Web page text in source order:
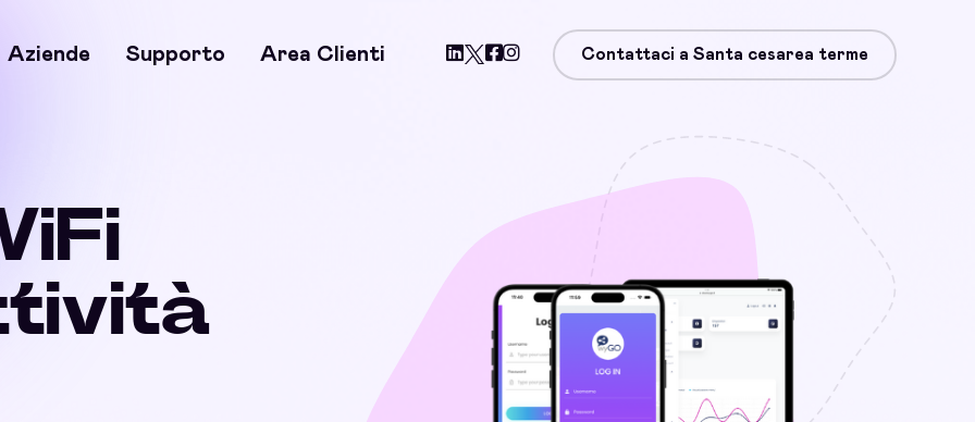
Aziende Supporto Area Clienti Contattaci a Santa cesarea terme